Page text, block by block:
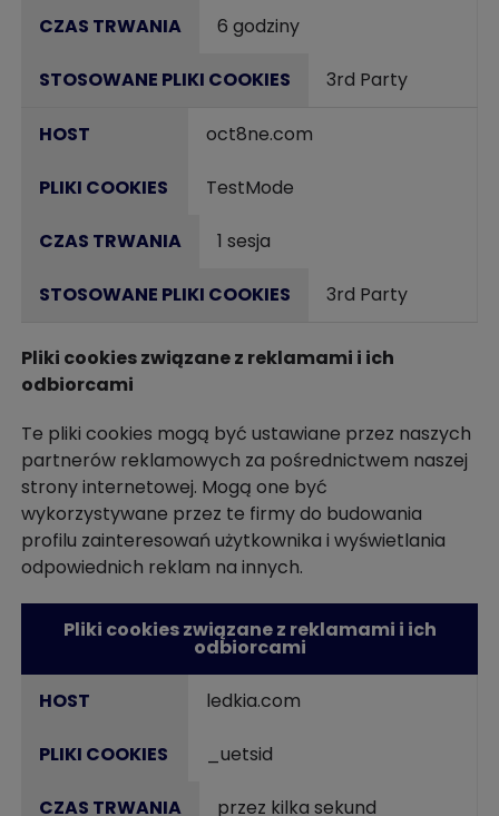
6 godziny
3rd Party
oct8ne.com
TestMode
1 sesja
3rd Party
Pliki cookies związane z reklamami i ich
odbiorcami
Te pliki cookies mogą być ustawiane przez naszych
partnerów reklamowych za pośrednictwem naszej
strony internetowej. Mogą one być
wykorzystywane przez te firmy do budowania
profilu zainteresowań użytkownika i wyświetlania
odpowiednich reklam na innych.
Pliki cookies związane z reklamami i ich
odbiorcami
ledkia.com
_uetsid
przez kilka sekund